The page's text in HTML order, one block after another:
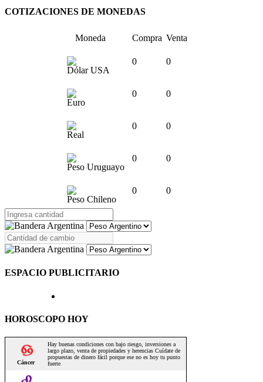
COTIZACIONES DE MONEDAS
Moneda Compra Venta
Dólar USA
0 0
Euro
0 0
Real
0 0
Peso Uruguayo
0 0
Peso Chileno
0 0
ESPACIO PUBLICITARIO
HOROSCOPO HOY